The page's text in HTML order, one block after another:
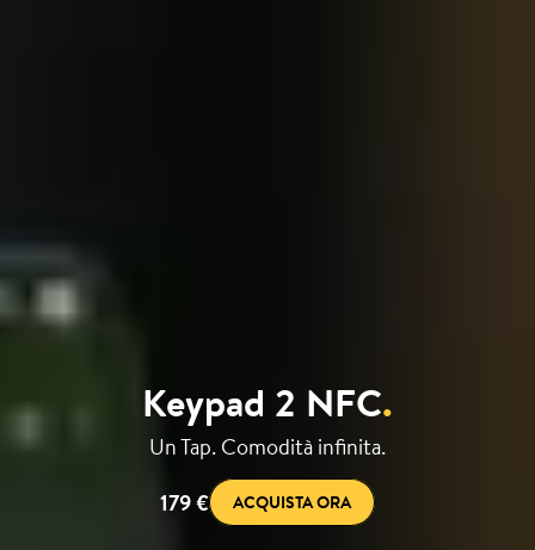
Keypad 2 NFC.
Un Tap. Comodità infinita.
179 €
ACQUISTA ORA